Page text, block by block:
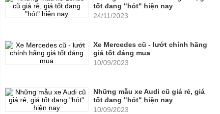
tốt đang "hót" hiện nay
24/11/2023
Xe Mercedes cũ - lướt chính hãng
giá tốt đáng mua
10/09/2023
Những mẫu xe Audi cũ giá rẻ, giá
tốt đang "hót" hiện nay
10/09/2023